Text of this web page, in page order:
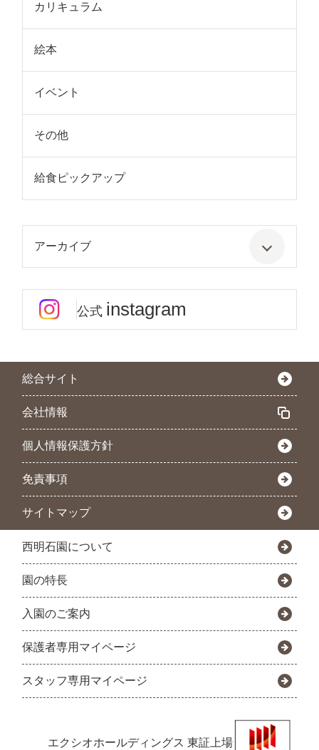
カリキュラム
絵本
イベント
その他
給食ピックアップ
アーカイブ
公式 instagram
総合サイト
会社情報
個人情報保護方針
免責事項
サイトマップ
西明石園について
園の特長
入園のご案内
保護者専用マイページ
スタッフ専用マイページ
エクシオホールディングス 東証上場